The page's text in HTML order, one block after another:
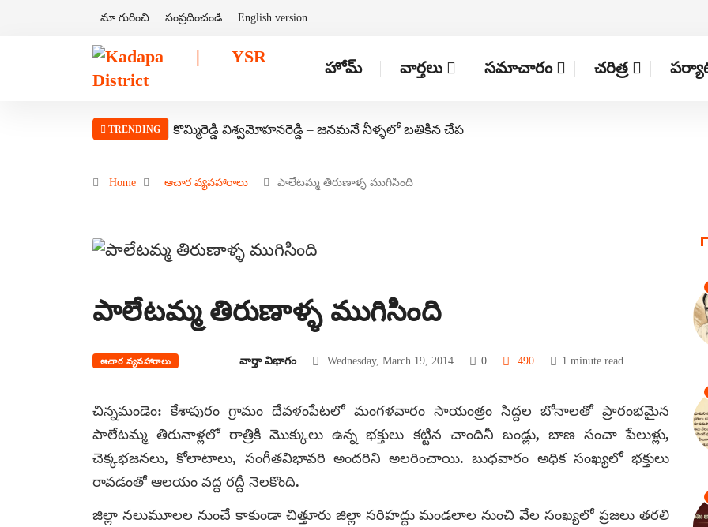
మా గురించి సంప్రదించండి English version
హోమ్ వార్తలు సమాచారం చరిత్ర
TRENDING కొమ్మిరెడ్డి విశ్వమోహనరెడ్డి – జనమనే నీళ్ళలో బతికిన చేప
Home ఆచార వ్యవహారాలు పాలేటమ్మ తిరుణాళ్ళ ముగిసింది
పాలేటమ్మ తిరుణాళ్ళ ముగిసింది
ఆచార వ్యవహారాలు వార్తా విభాగం Wednesday, March 19, 2014 0 490 1 minute read
చిన్నమండెం: కేశాపురం గ్రామం దేవళంపేటలో మంగళవారం సాయంత్రం సిద్దల బోనాలతో ప్రారంభమైన
పాలేటమ్మ తిరునాళ్లలో రాత్రికి మొక్కులు ఉన్న భక్తులు కట్టిన చాందినీ బండ్లు, బాణ సంచా పేలుళ్లు,
చెక్కభజనలు, కోలాటాలు, సంగీతవిభావరి అందరిని అలరించాయి. బుధవారం అధిక సంఖ్యలో భక్తులు
రావడంతో ఆలయం వద్ద రద్దీ నెలకొంది.
జిల్లా నలుమూలల నుంచే కాకుండా చిత్తూరు జిల్లా సరిహద్దు మండలాల నుంచి వేల సంఖ్యలో ప్రజలు తరలి